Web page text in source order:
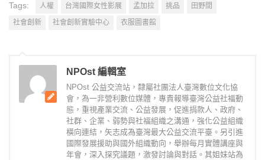
Tags: 人權 台灣國際女性影展 孟加拉 挑品
田野間
社會創新
社會創新實驗中心 衣服圖書館
NPOst 編輯室
NPOst 公益交流站，隸屬社團法人臺灣數位文化協
會，為一非營利數位媒體，專責報導臺灣公益社福動
態，重視產業交流、公益發展，促進捐款人、政府、
社群、企業、弱勢與社福組織之溝通，強化公益組織
橫向連結，矢志成為臺灣最大公益交流平臺。另引進
國際發展援助與國外組織動向，舉辦每月實體講座與
年會，深入探究議題，激發討論與對話。其姐妹站為